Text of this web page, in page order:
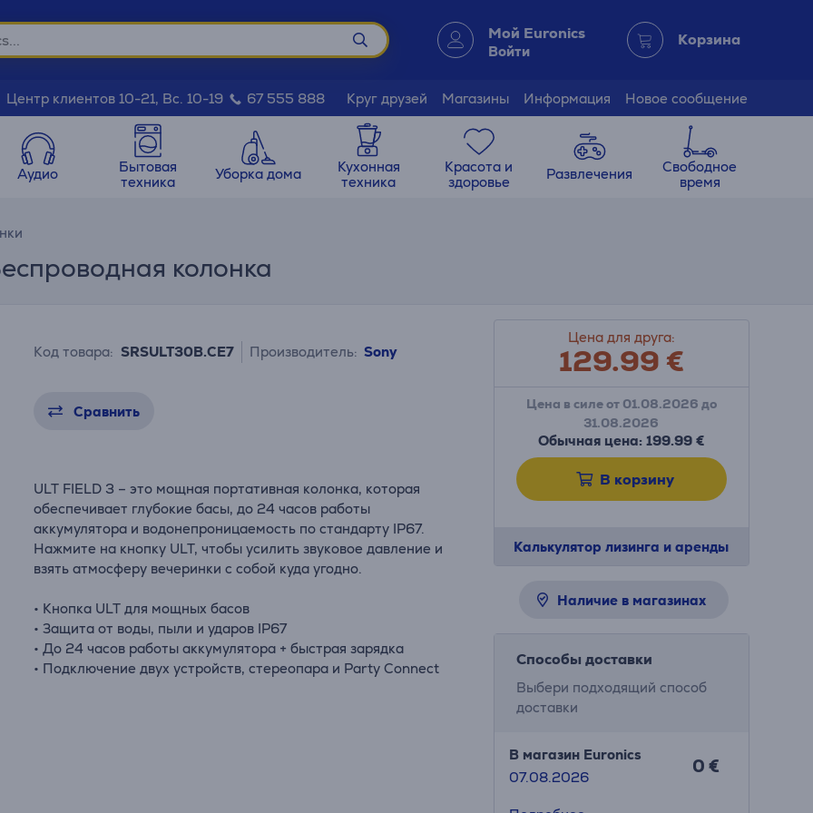
Мой Euronics
Войти
Корзина
Центр клиентов 10-21, Вс. 10-19 67 555 888 Круг друзей Магазины Информация Новое сообщение
Аудио
Бытовая
техника
Уборка дома
Кухонная
техника
Красота и
здоровье
Развлечения
Свободное
время
колонка
Код товара: SRSULT30B.CE7 Производитель: Sony
Сравнить
ULT FIELD 3 – это мощная портативная колонка, которая
обеспечивает глубокие басы, до 24 часов работы
аккумулятора и водонепроницаемость по стандарту IP67.
Нажмите на кнопку ULT, чтобы усилить звуковое давление и
взять атмосферу вечеринки с собой куда угодно.
• Кнопка ULT для мощных басов
• Защита от воды, пыли и ударов IP67
• До 24 часов работы аккумулятора + быстрая зарядка
• Подключение двух устройств, стереопара и Party Connect
Цена для друга:
129.99€
Цена в силе от 01.08.2026 до
31.08.2026
Обычная цена: 199.99 €
В корзину
Калькулятор лизинга и аренды
Наличие в магазинах
Способы доставки
Выбери подходящий способ
доставки
В магазин Euronics
07.08.2026
0 €